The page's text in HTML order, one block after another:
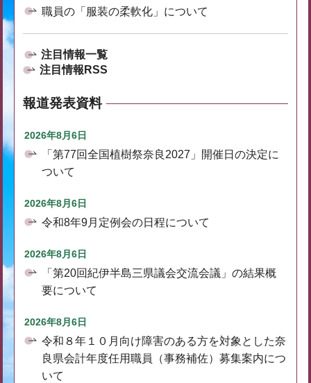
職員の「服装の柔軟化」について
注目情報一覧
注目情報RSS
報道発表資料
2026年8月6日
「第77回全国植樹祭奈良2027」開催日の決定に
ついて
2026年8月6日
令和8年9月定例会の日程について
2026年8月6日
「第20回紀伊半島三県議会交流会議」の結果概
要について
2026年8月6日
令和８年１０月向け障害のある方を対象とした奈
良県会計年度任用職員（事務補佐）募集案内につ
いて